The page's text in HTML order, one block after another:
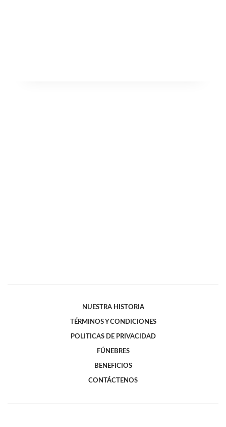
NUESTRA HISTORIA
TÉRMINOS Y CONDICIONES
POLITICAS DE PRIVACIDAD
FÚNEBRES
BENEFICIOS
CONTÁCTENOS